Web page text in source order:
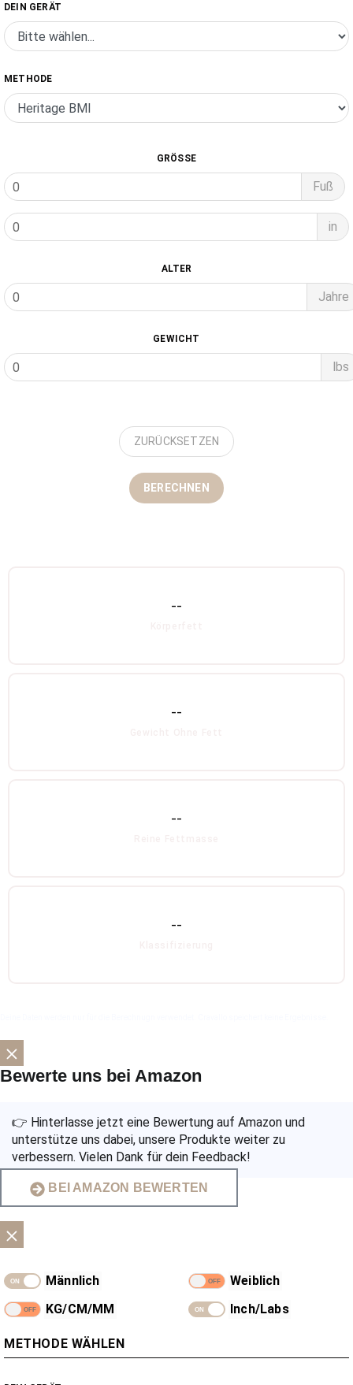
DEIN GERÄT
METHODE
GRÖSSE
Fuß
in
ALTER
Jahre
GEWICHT
lbs
ZURÜCKSETZEN
BERECHNEN
--
--
--
--
Bewerte uns bei Amazon
👉 Hinterlasse jetzt eine Bewertung auf Amazon und
unterstütze uns dabei, unsere Produkte weiter zu
verbessern. Vielen Dank für dein Feedback!
BEI AMAZON BEWERTEN
Männlich
Weiblich
KG/CM/MM
Inch/Labs
METHODE WÄHLEN